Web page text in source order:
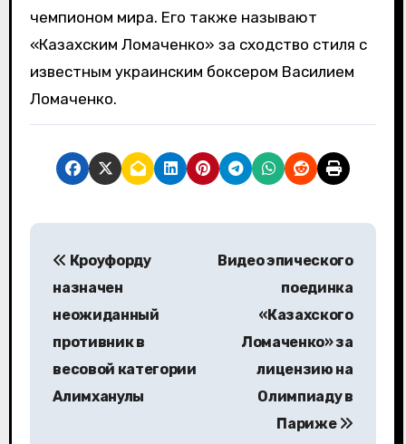
чемпионом мира. Его также называют
«Казахским Ломаченко» за сходство стиля с
известным украинским боксером Василием
Ломаченко.
Н
Кроуфорду
назначен
неожиданный
противник в
весовой категории
Алимханулы
Видео эпического
поединка
«Казахского
Ломаченко» за
лицензию на
Олимпиаду в
Париже